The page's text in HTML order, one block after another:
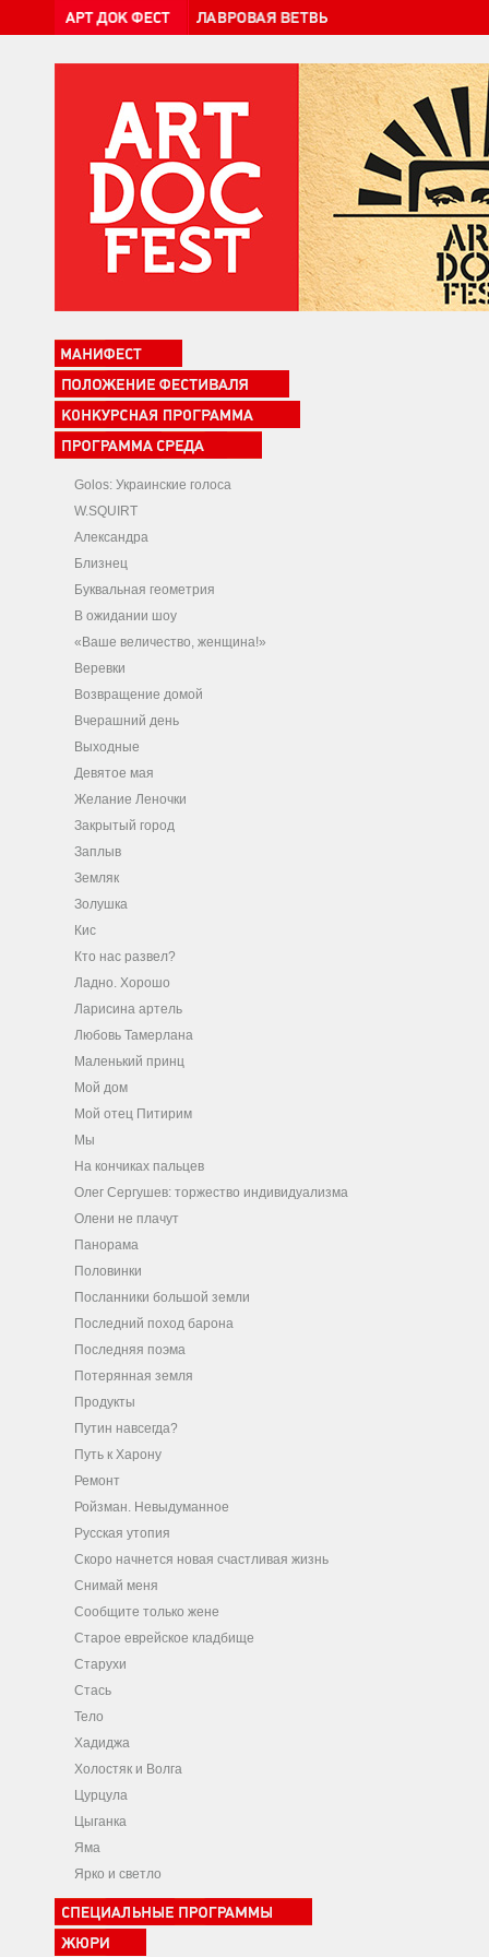
Golos: Украинские голоса
W.SQUIRT
Александра
Близнец
Буквальная геометрия
В ожидании шоу
«Ваше величество, женщина!»
Веревки
Возвращение домой
Вчерашний день
Выходные
Девятое мая
Желание Леночки
Закрытый город
Заплыв
Земляк
Золушка
Кис
Кто нас развел?
Ладно. Хорошо
Ларисина артель
Любовь Тамерлана
Маленький принц
Мой дом
Мой отец Питирим
Мы
На кончиках пальцев
Олег Сергушев: торжество индивидуализма
Олени не плачут
Панорама
Половинки
Посланники большой земли
Последний поход барона
Последняя поэма
Потерянная земля
Продукты
Путин навсегда?
Путь к Харону
Ремонт
Ройзман. Невыдуманное
Русская утопия
Скоро начнется новая счастливая жизнь
Снимай меня
Сообщите только жене
Старое еврейское кладбище
Старухи
Стась
Тело
Хадиджа
Холостяк и Волга
Цурцула
Цыганка
Яма
Ярко и светло